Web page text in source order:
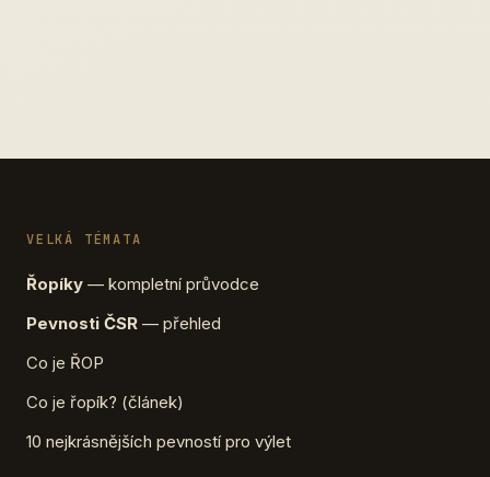
VELKÁ TÉMATA
Řopíky — kompletní průvodce
Pevnosti ČSR — přehled
Co je ŘOP
Co je řopík? (článek)
10 nejkrásnějších pevností pro výlet